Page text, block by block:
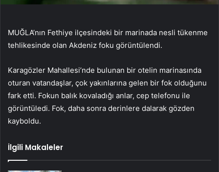
MUĞLA’nın Fethiye ilçesindeki bir marinada nesli tükenme
tehlikesinde olan Akdeniz foku görüntülendi.
Karagözler Mahallesi’nde bulunan bir otelin marinasında
oturan vatandaşlar, çok yakınlarına gelen bir fok olduğunu
fark etti. Fokun balık kovaladığı anlar, cep telefonu ile
görüntüledi. Fok, daha sonra derinlere dalarak gözden
kayboldu.
İlgili Makaleler